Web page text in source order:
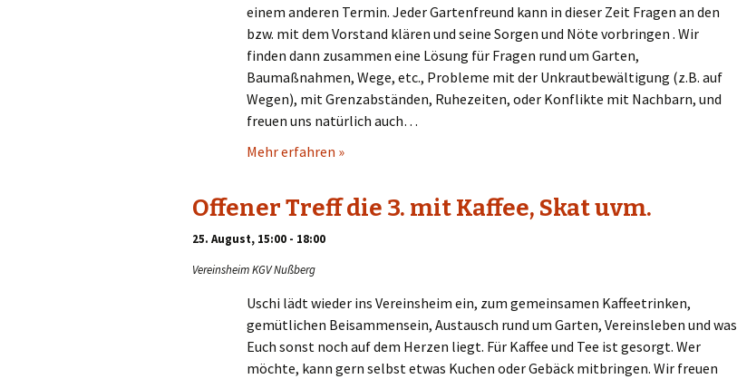
einem anderen Termin. Jeder Gartenfreund kann in dieser Zeit Fragen an den
bzw. mit dem Vorstand klären und seine Sorgen und Nöte vorbringen . Wir
finden dann zusammen eine Lösung für Fragen rund um Garten,
Baumaßnahmen, Wege, etc., Probleme mit der Unkrautbewältigung (z.B. auf
Wegen), mit Grenzabständen, Ruhezeiten, oder Konflikte mit Nachbarn, und
freuen uns natürlich auch…
Mehr erfahren »
Offener Treff die 3. mit Kaffee, Skat uvm.
25. August, 15:00 - 18:00
Vereinsheim KGV Nußberg
Uschi lädt wieder ins Vereinsheim ein, zum gemeinsamen Kaffeetrinken,
gemütlichen Beisammensein, Austausch rund um Garten, Vereinsleben und was
Euch sonst noch auf dem Herzen liegt. Für Kaffee und Tee ist gesorgt. Wer
möchte, kann gern selbst etwas Kuchen oder Gebäck mitbringen. Wir freuen